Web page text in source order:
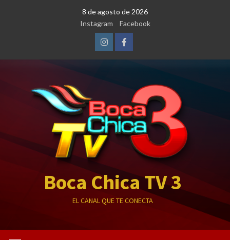
8 de agosto de 2026
Instagram
Facebook
InstagramFacebook
Boca Chica TV 3
EL CANAL QUE TE CONECTA